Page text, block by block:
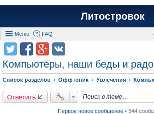
Литостровок
Меню FAQ
Компьютеры, наши беды и
Список разделов Оффтопик Увлечения
Ответить
Первое новое сообщение• 544